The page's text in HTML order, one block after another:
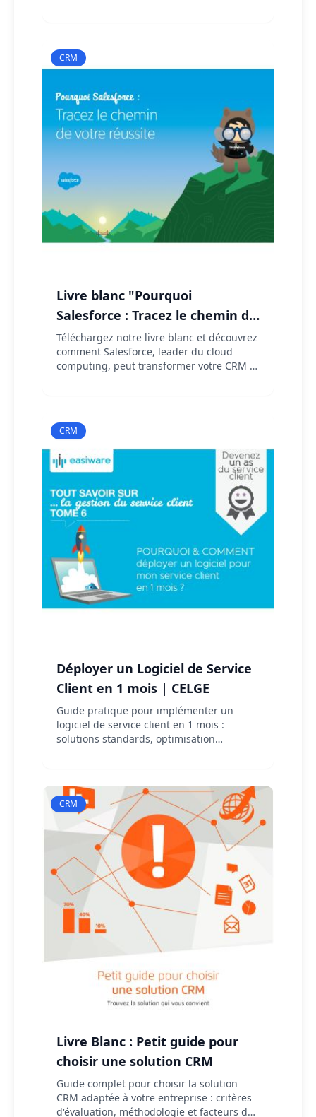
CRM
Livre blanc "Pourquoi
Salesforce : Tracez le chemin de
votre réussite" | CELGE
Téléchargez notre livre blanc et découvrez
comment Salesforce, leader du cloud
computing, peut transformer votre CRM et
CRM
Déployer un Logiciel de Service
Client en 1 mois | CELGE
Guide pratique pour implémenter un
logiciel de service client en 1 mois :
solutions standards, optimisation
CRM
Livre Blanc : Petit guide pour
choisir une solution CRM
Guide complet pour choisir la solution
CRM adaptée à votre entreprise : critères
d'évaluation, méthodologie et facteurs de